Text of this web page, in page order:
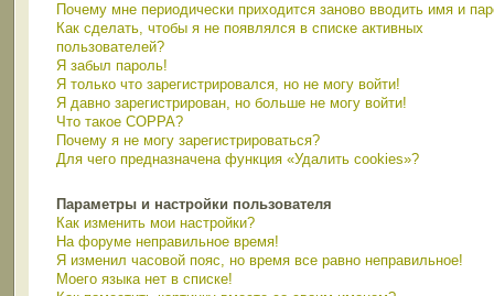
Почему мне периодически приходится заново вводить имя и
Как сделать, чтобы я не появлялся в списке активных
пользователей?
Я забыл пароль!
Я только что зарегистрировался, но не могу войти!
Я давно зарегистрирован, но больше не могу войти!
Что такое COPPA?
Почему я не могу зарегистрироваться?
Для чего предназначена функция «Удалить cookies»?
Параметры и настройки пользователя
Как изменить мои настройки?
На форуме неправильное время!
Я изменил часовой пояс, но время все равно неправильное!
Моего языка нет в списке!